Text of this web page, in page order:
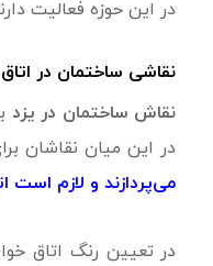
در این حوزه فعالیت
نقاشی ساختمان در
نقاش ساختمان در یزد
در این میان نقاشان
می‌پردازند و لازم
در تعیین رنگ اتاق